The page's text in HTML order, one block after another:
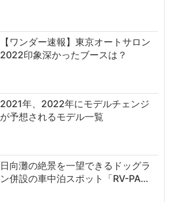
【ワンダー速報】東京オートサロン
2022印象深かったブースは？
2021年、2022年にモデルチェンジ
が予想されるモデル一覧
日向灘の絶景を一望できるドッグラ
ン併設の車中泊スポット「RV-PA…